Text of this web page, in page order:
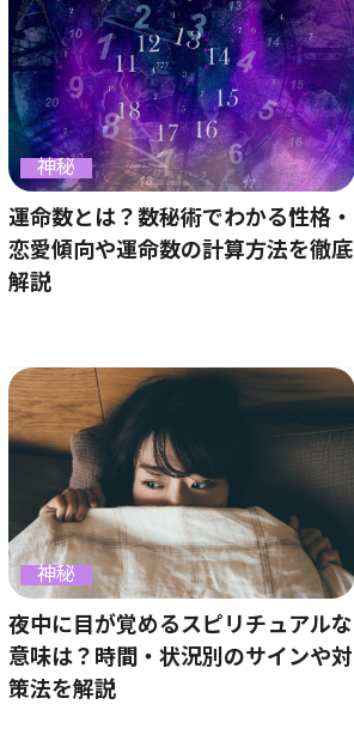
神秘
運命数とは？数秘術でわかる性格・
恋愛傾向や運命数の計算方法を徹底
解説
神秘
夜中に目が覚めるスピリチュアルな
意味は？時間・状況別のサインや対
策法を解説